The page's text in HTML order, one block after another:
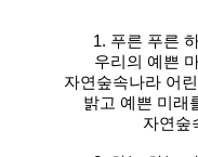
1. 푸른 푸른
우리의 예쁜
자연숲속나라 어
밝고 예쁜 미래
자연숲